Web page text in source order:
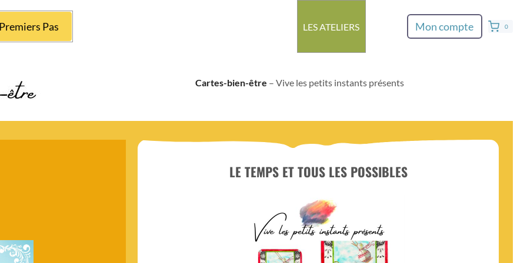
Premiers Pas LES ATELIERS Mon compte 0
Cartes-bien-être – Vive les petits instants présents
LE TEMPS ET TOUS LES POSSIBLES